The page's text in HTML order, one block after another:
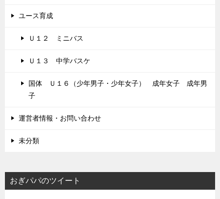
ユース育成
Ｕ１２ ミニバス
Ｕ１３ 中学バスケ
国体 Ｕ１６（少年男子・少年女子） 成年女子 成年男
子
運営者情報・お問い合わせ
未分類
おぎパパのツイート